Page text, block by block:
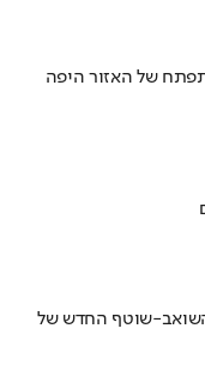
של האזור היפה